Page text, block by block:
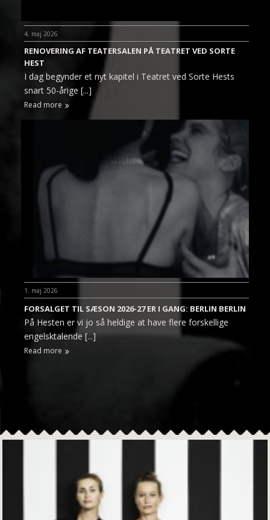
4. maj 2026
RENOVERING AF TEATERSALEN PÅ TEATRET VED SORTE
HEST
I dag begynder et nyt kapitel i Teatret ved Sorte Hests
snart 50-årige [...]
Read more
1. maj 2026
FORSALGET TIL SÆSON 2026-27 ER I GANG: BERLIN BERLIN
På Hesten er vi jo så heldige at have flere forskellige
engelsktalende [...]
Read more